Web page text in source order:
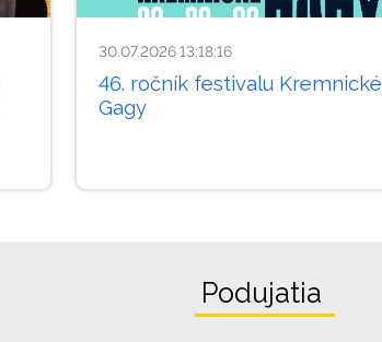
30.07.2026 13:18:16
46. ročník festivalu Kremnické
Gagy
Podujatia